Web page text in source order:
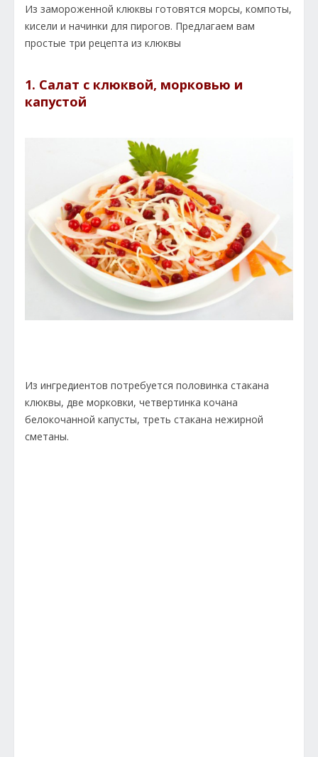
Из замороженной клюквы готовятся морсы, компоты,
кисели и начинки для пирогов. Предлагаем вам
простые три рецепта из клюквы
1. Салат с клюквой, морковью и
капустой
Из ингредиентов потребуется половинка стакана
клюквы, две морковки, четвертинка кочана
белокочанной капусты, треть стакана нежирной
сметаны.